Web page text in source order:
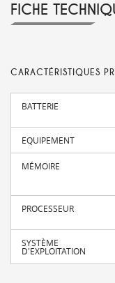
FICHE
CARACTÉRISTIQUES
BATTERIE
EQUIPEMENT
MÉMOIRE
PROCESSEUR
SYSTÈME
D'EXPLOITATION